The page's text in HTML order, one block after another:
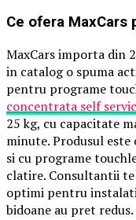
Ce ofera
MaxCars importa din
in catalog o spuma
pentru programe
concentrata self
25 kg, cu capacitate
minute. Produsul
si cu programe
clatire. Consultantii
optimi pentru
bidoane au pret redus.